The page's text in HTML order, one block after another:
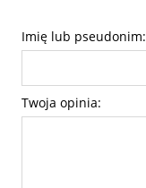
Imię lub pseudonim:
Twoja opinia: